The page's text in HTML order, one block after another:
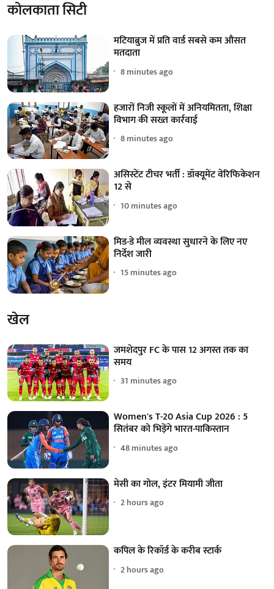
कोलकाता सिटी
मटियाब्रुज में प्रति वार्ड सबसे कम औसत
मतदाता
8 minutes ago
हजारों निजी स्कूलों में अनियमितता, शिक्षा
विभाग की सख्त कार्रवाई
8 minutes ago
असिस्टेंट टीचर भर्ती : डॉक्यूमेंट वेरिफिकेशन
12 से
10 minutes ago
मिड-डे मील व्यवस्था सुधारने के लिए नए
निर्देश जारी
15 minutes ago
खेल
जमशेदपुर FC के पास 12 अगस्त तक का
समय
31 minutes ago
Women's T-20 Asia Cup 2026 : 5
सितंबर को भिड़ेंगे भारत-पाकिस्तान
48 minutes ago
मेसी का गोल, इंटर मियामी जीता
2 hours ago
कपिल के रिकॉर्ड के करीब स्टार्क
2 hours ago